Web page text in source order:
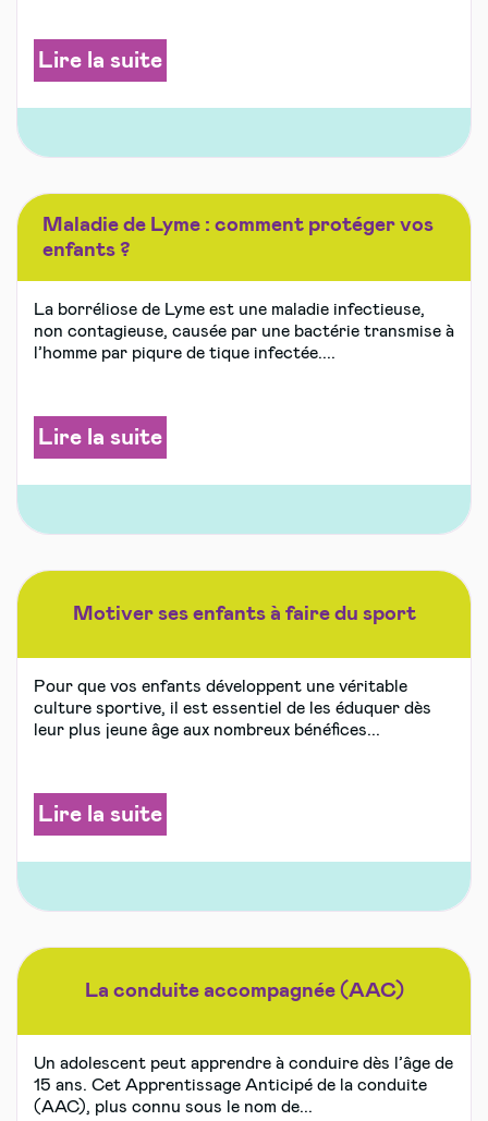
Lire la suite
Maladie de Lyme : comment protéger vos
enfants ?
La borréliose de Lyme est une maladie infectieuse,
non contagieuse, causée par une bactérie transmise à
l’homme par piqure de tique infectée....
Lire la suite
Motiver ses enfants à faire du sport
Pour que vos enfants développent une véritable
culture sportive, il est essentiel de les éduquer dès
leur plus jeune âge aux nombreux bénéfices...
Lire la suite
La conduite accompagnée (AAC)
Un adolescent peut apprendre à conduire dès l’âge de
15 ans. Cet Apprentissage Anticipé de la conduite
(AAC), plus connu sous le nom de...